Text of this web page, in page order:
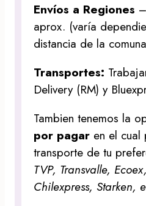
Envíos a Regiones
aprox. (varía
distancia de la
Transportes:
Delivery (RM) y
Tambien tenemos la
por pagar en el cual
transporte de tu
TVP, Transvalle,
Chilexpress, Starken,